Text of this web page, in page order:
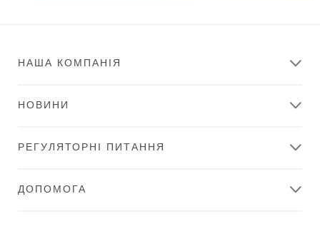
НАША КОМПАНІЯ
НОВИНИ
РЕГУЛЯТОРНІ ПИТАННЯ
ДОПОМОГА